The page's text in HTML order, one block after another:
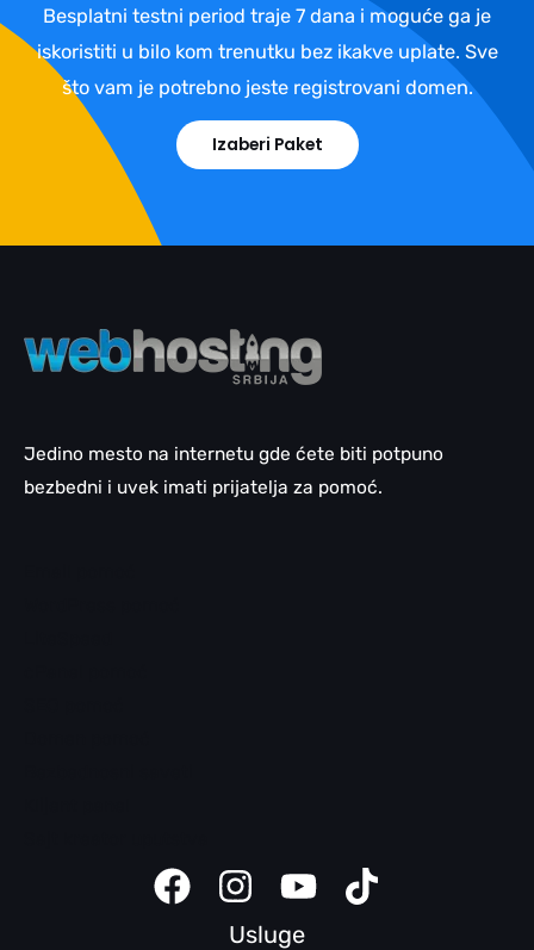
Besplatni testni period traje 7 dana i moguće ga je
iskoristiti u bilo kom trenutku bez ikakve uplate. Sve
što vam je potrebno jeste registrovani domen.
Izaberi Paket
Jedino mesto na internetu gde ćete biti potpuno
bezbedni i uvek imati prijatelja za pomoć.
Usluge